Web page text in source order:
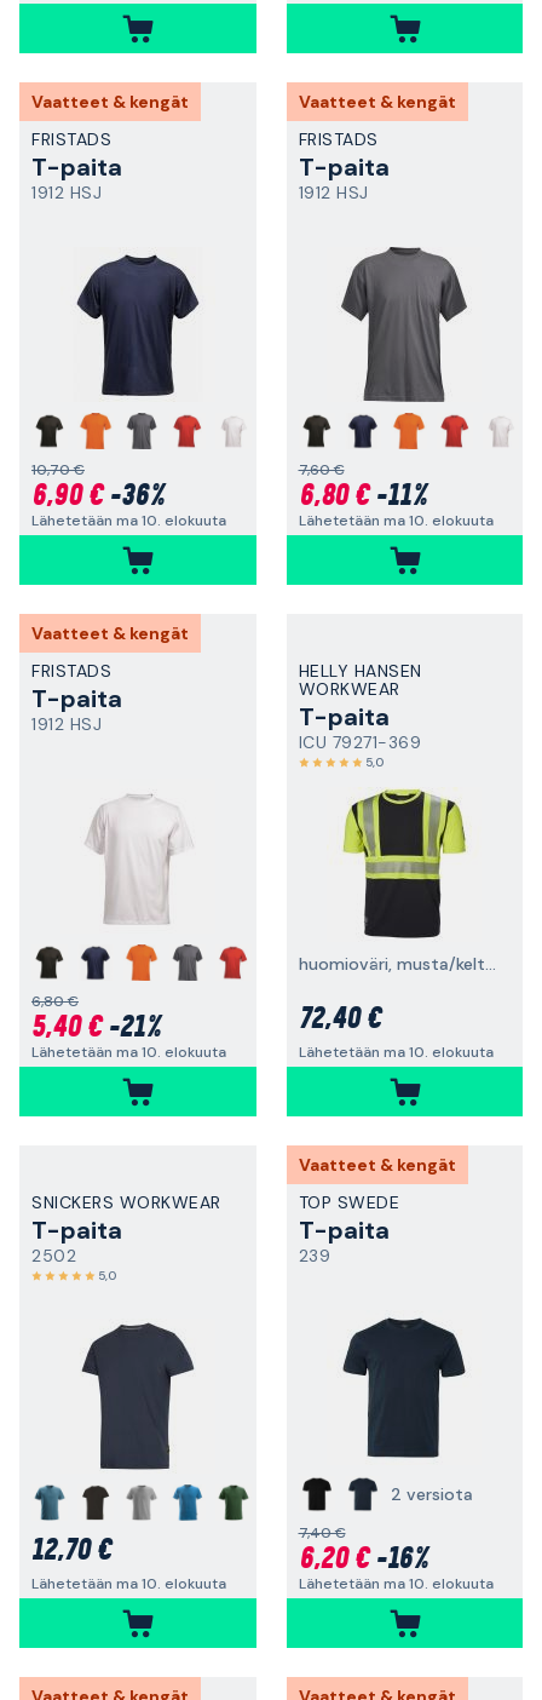
Vaatteet & kengät
FRISTADS
T-paita
1912 HSJ
10,70 €
6,90 €-36%
Lähetetään ma 10. elokuuta
Vaatteet & kengät
FRISTADS
T-paita
1912 HSJ
7,60 €
6,80 €-11%
Lähetetään ma 10. elokuuta
Vaatteet & kengät
FRISTADS
T-paita
1912 HSJ
6,80 €
5,40 €-21%
Lähetetään ma 10. elokuuta
HELLY HANSEN
WORKWEAR
T-paita
ICU 79271-369
5,0
huomioväri, musta/keltainen
72,40 €
Lähetetään ma 10. elokuuta
SNICKERS WORKWEAR
T-paita
2502
5,0
12,70 €
Lähetetään ma 10. elokuuta
Vaatteet & kengät
TOP SWEDE
T-paita
239
2 versiota
7,40 €
6,20 €-16%
Lähetetään ma 10. elokuuta